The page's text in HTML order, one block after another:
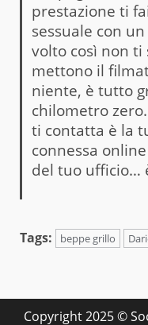
prestazione ti
sessuale con
volto così non ti
mettono il
niente, è tutto
chilometro
ti contatta è la
connessa
del tuo ufficio…
Tags: beppe grillo
Copyright 2025 ©